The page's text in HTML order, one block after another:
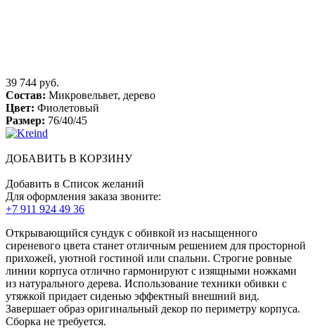
39 744 руб.
Состав: Микровельвет, дерево
Цвет: Фиолетовый
Размер: 76/40/45
ДОБАВИТЬ В КОРЗИНУ
Добавить в Список желаний
Для оформления заказа звоните:
+7 911 924 49 36
Открывающийся сундук с обивкой из насыщенного
сиреневого цвета станет отличным решением для просторной
прихожей, уютной гостиной или спальни. Строгие ровные
линии корпуса отлично гармонируют с изящными ножками
из натурального дерева. Использование техники обивки с
утяжкой придает сиденью эффектный внешний вид.
Завершает образ оригинальный декор по периметру корпуса.
Сборка не требуется.